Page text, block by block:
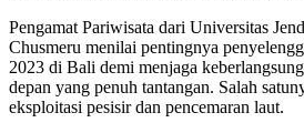
Pengamat Pariwisata dari Universitas
Chusmeru menilai pentingnya
2023 di Bali demi menjaga
depan yang penuh tantangan. Salah
eksploitasi pesisir dan pencemaran laut.